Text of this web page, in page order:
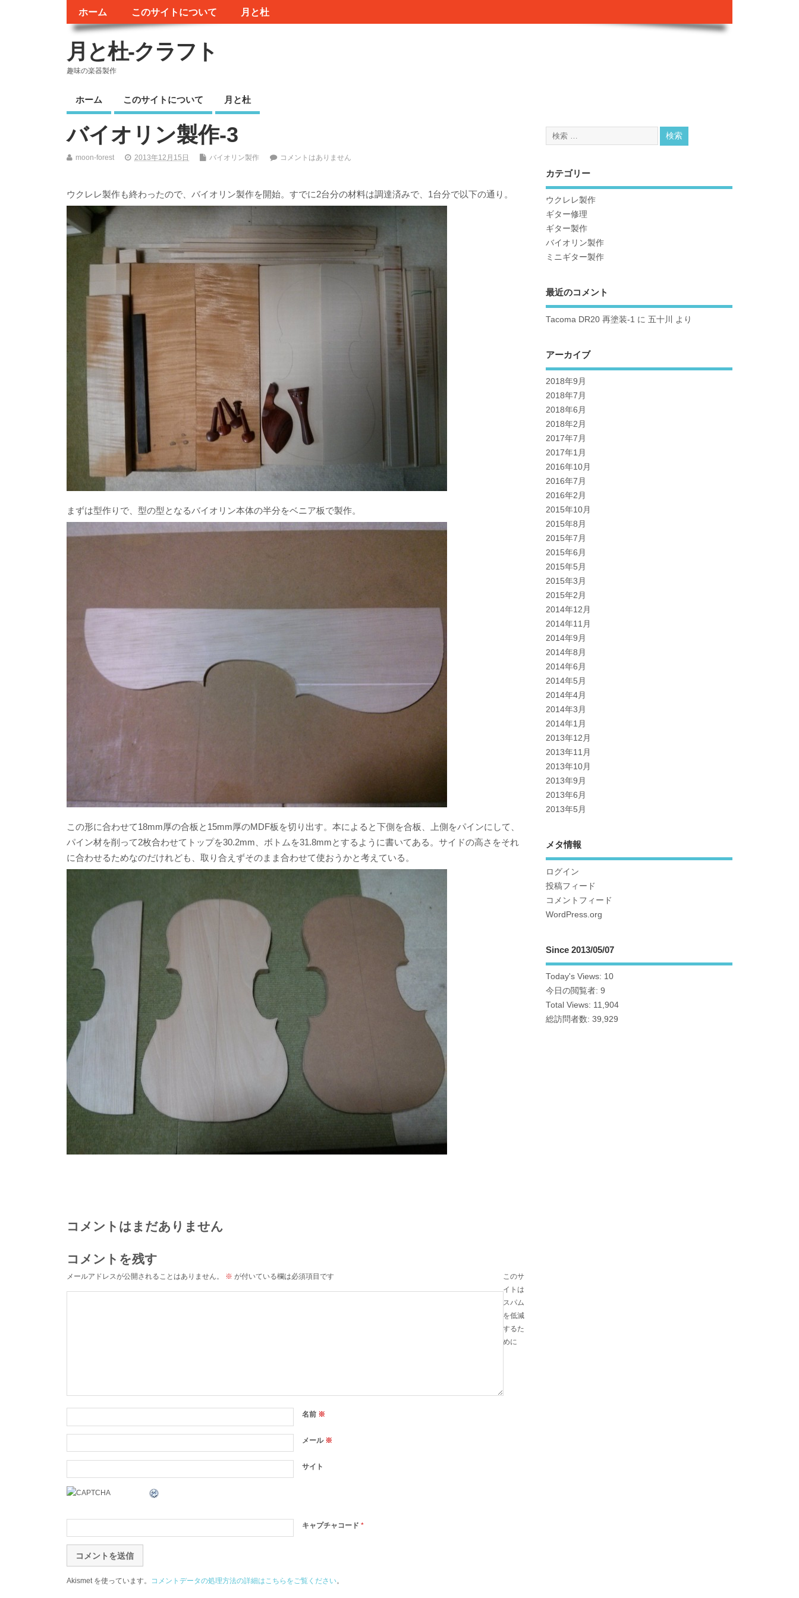
ホーム このサイトについて 月と杜
月と杜-クラフト
趣味の楽器製作
ホーム このサイトについて 月と杜
バイオリン製作-3
moon-forest 2013年12月15日 バイオリン製作 コメントはありません
ウクレレ製作も終わったので、バイオリン製作を開始。すでに2台分の材料は調達済みで、1台分で以下の通り。
まずは型作りで、型の型となるバイオリン本体の半分をベニア板で製作。
この形に合わせて18mm厚の合板と15mm厚のMDF板を切り出す。本によると下側を合板、上側をパインにして、
パイン材を削って2枚合わせてトップを30.2mm、ボトムを31.8mmとするように書いてある。サイドの高さをそれ
に合わせるためなのだけれども、取り合えずそのまま合わせて使おうかと考えている。
コメントはまだありません
コメントを残す
メールアドレスが公開されることはありません。 ※ が付いている欄は必須項目です
名前 ※
メール ※
サイト
キャプチャコード *
このサ
イトは
スパム
を低減
するた
めに
Akismet を使っています。 コメントデータの処理方法の詳細はこちらをご覧ください。
カテゴリー
ウクレレ製作
ギター修理
ギター製作
バイオリン製作
ミニギター製作
最近のコメント
Tacoma DR20 再塗装-1 に 五十川 より
アーカイブ
2018年9月
2018年7月
2018年6月
2018年2月
2017年7月
2017年1月
2016年10月
2016年7月
2016年2月
2015年10月
2015年8月
2015年7月
2015年6月
2015年5月
2015年3月
2015年2月
2014年12月
2014年11月
2014年9月
2014年8月
2014年6月
2014年5月
2014年4月
2014年3月
2014年1月
2013年12月
2013年11月
2013年10月
2013年9月
2013年6月
2013年5月
メタ情報
ログイン
投稿フィード
コメントフィード
WordPress.org
Since 2013/05/07
Today's Views: 10
今日の閲覧者:9
Total Views: 11,904
総訪問者数:39,929